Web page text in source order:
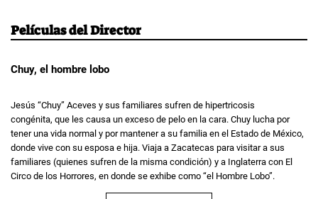
Películas del Director
Chuy, el hombre lobo
Jesús “Chuy” Aceves y sus familiares sufren de hipertricosis
congénita, que les causa un exceso de pelo en la cara. Chuy lucha por
tener una vida normal y por mantener a su familia en el Estado de México,
donde vive con su esposa e hija. Viaja a Zacatecas para visitar a sus
familiares (quienes sufren de la misma condición) y a Inglaterra con El
Circo de los Horrores, en donde se exhibe como “el Hombre Lobo”.